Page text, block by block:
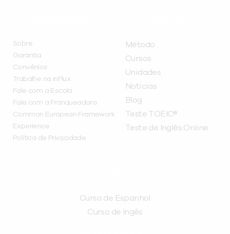
Sobre
Garantia
Convênios
Trabalhe na inFlux
Fale com a Escola
Fale com a Franqueadora
Common European Framework
Experience
Política de Privacidade
Método
Cursos
Unidades
Notícias
Blog
Teste TOEIC®
Teste de Inglês Online
Curso de Espanhol
Curso de Ingês